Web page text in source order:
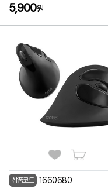
5,900원
상품코드 1660680